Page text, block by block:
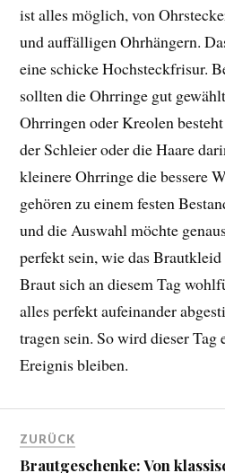
ist alles möglich, von
und auffälligen Ohrhängern.
eine schicke Hochsteckfrisur.
sollten die Ohrringe gut
Ohrringen oder Kreolen
der Schleier oder die Haare
kleinere Ohrringe die bessere
gehören zu einem festen
und die Auswahl möchte
perfekt sein, wie das
Braut sich an diesem Tag
alles perfekt aufeinander
tragen sein. So wird dieser Tag
Ereignis bleiben.
ZURÜCK
Brautgeschenke: Von